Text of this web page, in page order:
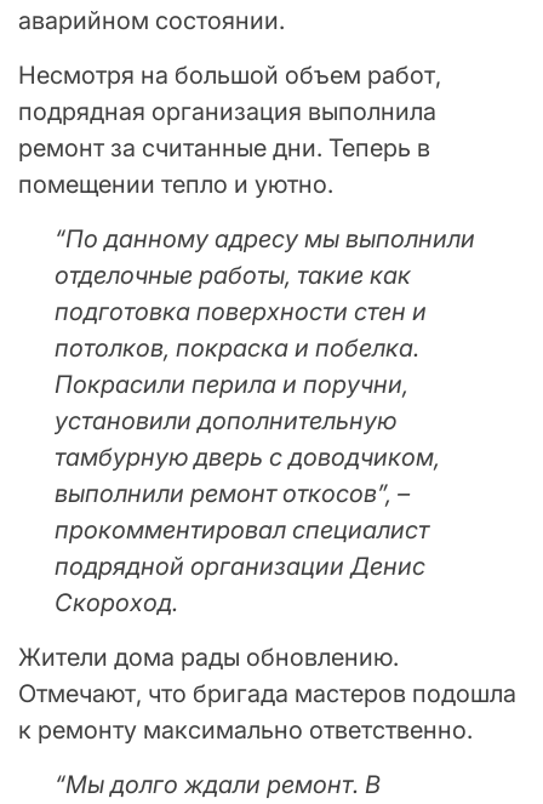
аварийном состоянии.
Несмотря на большой объем работ,
подрядная организация выполнила
ремонт за считанные дни. Теперь в
помещении тепло и уютно.
“По данному адресу мы выполнили
отделочные работы, такие как
подготовка поверхности стен и
потолков, покраска и побелка.
Покрасили перила и поручни,
установили дополнительную
тамбурную дверь с доводчиком,
выполнили ремонт откосов”, –
прокомментировал специалист
подрядной организации Денис
Скороход.
Жители дома рады обновлению.
Отмечают, что бригада мастеров подошла
к ремонту максимально ответственно.
“Мы долго ждали ремонт. В